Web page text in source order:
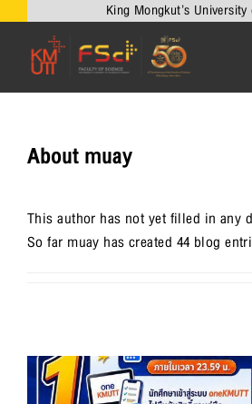
content
King Mongkut’s
หน้าหลัก
งานวิจัยและนวัตกรรม
เครือข่ายความร่วมมือ
ข่าวและกิจกรรม
Aboutmuay
This author has not yet filled in any
So far muay has created 44 blog